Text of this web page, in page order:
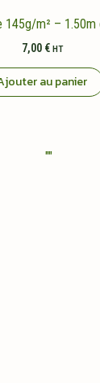
145g/m² – 1.50m
7,00 € HT
au panier